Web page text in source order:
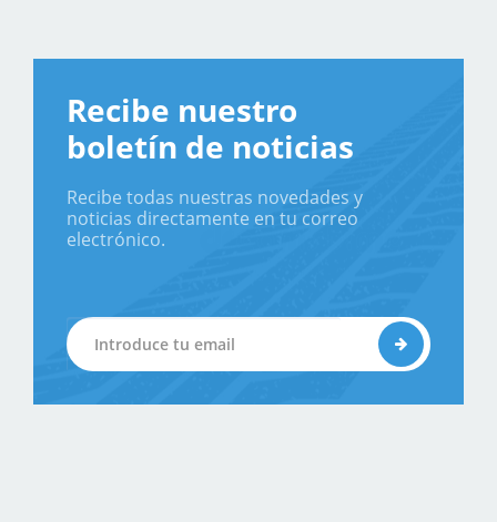
Recibe nuestro
boletín de noticias
Recibe todas nuestras novedades y
noticias directamente en tu correo
electrónico.